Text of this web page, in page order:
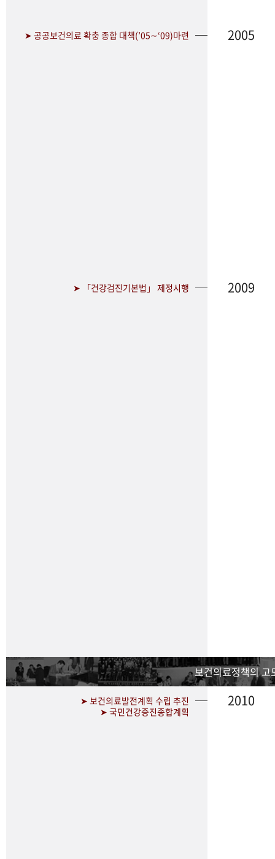
➤ 공공보건의료 확충 종합 대책(’05∼‘09)마련 2005
➤ 「건강검진기본법」 제정시행 2009
보건의료정책의 고
➤ 보건의료발전계획 수립 추진
➤ 국민건강증진종합계획
2010